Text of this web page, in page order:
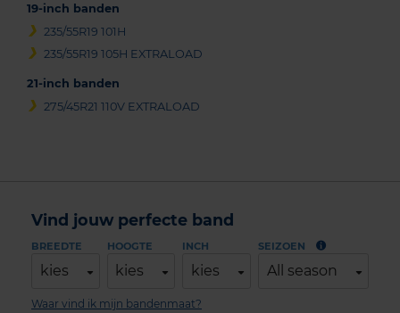
19-inch banden
235/55R19 101H
235/55R19 105H EXTRALOAD
21-inch banden
275/45R21 110V EXTRALOAD
Vind jouw perfecte band
BREEDTE
kies
HOOGTE
kies
INCH
kies
SEIZOEN
All season
Waar vind ik mijn bandenmaat?